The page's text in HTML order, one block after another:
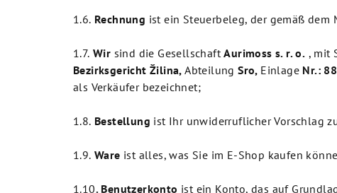
1.6. Rechnung ist ein Steuerbeleg, der gemäß
1.7. Wir sind die GesellschaftAurimoss s. r. o. , mit
Bezirksgericht Žilina,AbteilungSro, Einlage Nr.:
als Verkäufer bezeichnet;
1.8. Bestellung ist Ihr unwiderruflicher Vorschlag
1.9. Ware ist alles, was Sie im E-Shop kaufen
1.10. Benutzerkonto ist ein Konto, das auf